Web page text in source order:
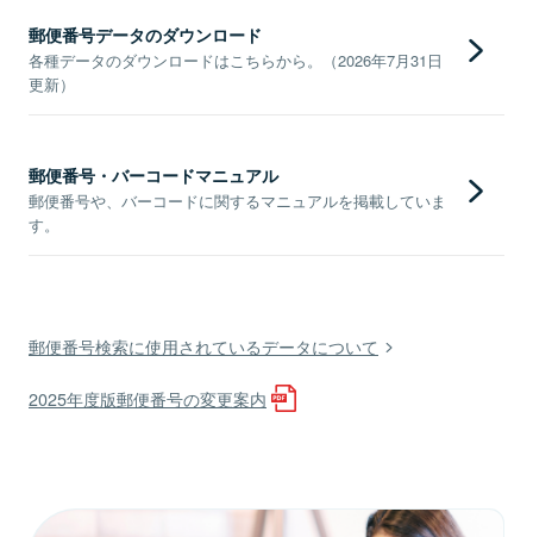
郵便番号データのダウンロード
各種データのダウンロードはこちらから。（2026年7月31日
更新）
郵便番号・バーコードマニュアル
郵便番号や、バーコードに関するマニュアルを掲載していま
す。
郵便番号検索に使用されているデータについて
2025年度版郵便番号の変更案内